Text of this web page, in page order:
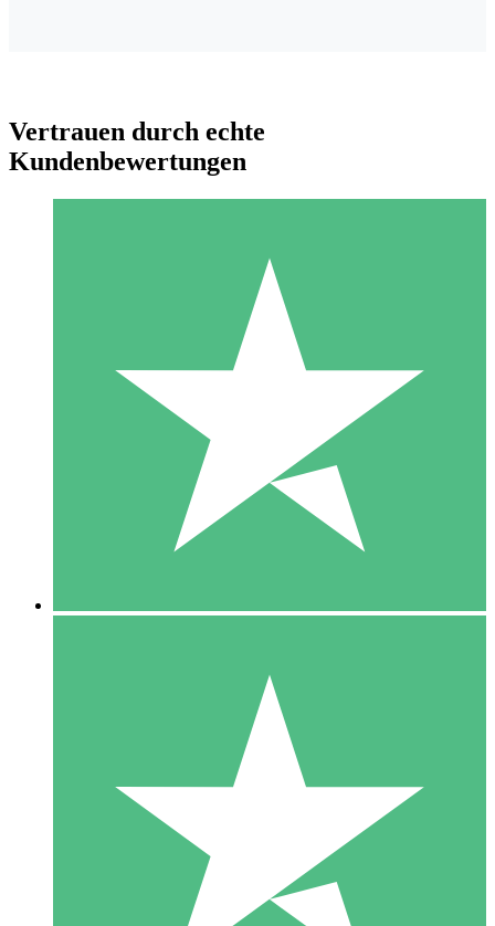
Individuelle Credit-Pakete
Zahlen Sie nach Bedarf mit Download-Credits. Keine
monatliche Verpflichtung erforderlich.
10 00
10 Downloads
20 00
Vertrauen durch echte
Kundenbewertungen